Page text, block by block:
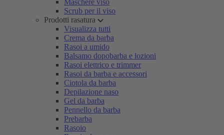
Maschere viso
Scrub per il viso
Prodotti rasatura
Visualizza tutti
Crema da barba
Rasoi a umido
Balsamo dopobarba e lozioni
Rasoi elettrico e trimmer
Rasoi da barba e accessori
Ciotola da barba
Depilazione naso
Gel da barba
Pennello da barba
Prebarba
Rasoio